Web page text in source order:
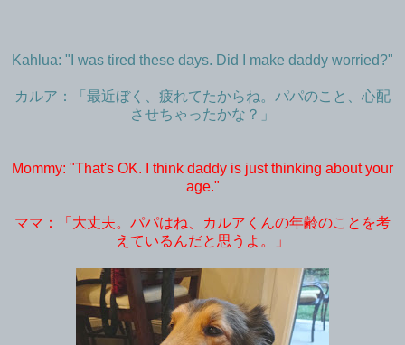
Kahlua: "I was tired these days. Did I make daddy worried?"
カルア：「最近ぼく、疲れてたからね。パパのこと、心配
させちゃったかな？」
Mommy: "That's OK. I think daddy is just thinking about your
age."
ママ：「大丈夫。パパはね、カルアくんの年齢のことを考
えているんだと思うよ。」